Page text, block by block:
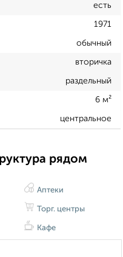
есть
1971
обычный
вторичка
раздельный
6 м²
центральное
рядом
Аптеки
Торг. центры
Кафе